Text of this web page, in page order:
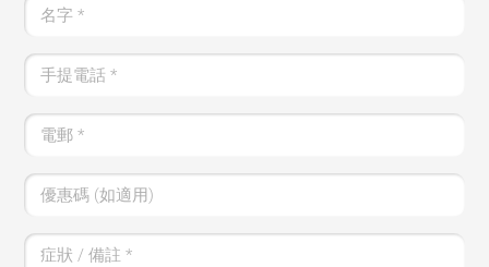
名字*
手提電話*
電郵*
優惠碼 (如適用)
症狀 / 備註*